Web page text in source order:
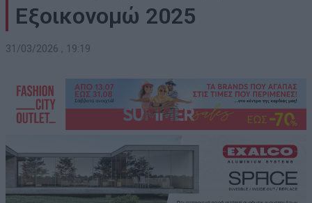
Εξοικονομώ 2025
31/03/2026 , 19:19